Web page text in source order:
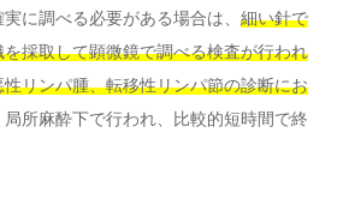
に調べる必要がある場合は、 細い針で
採取して顕微鏡で調べる検査が行われ
リンパ腫、転移性リンパ節の診断にお
局所麻酔下で行われ、比較的短時間で終